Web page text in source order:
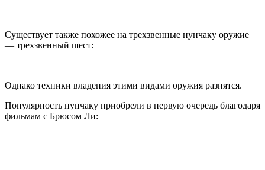
Существует также похожее на трехзвенные нунчаку оружие
— трехзвенный шест:
Однако техники владения этими видами оружия разнятся.
Популярность нунчаку приобрели в первую очередь благодаря
фильмам с Брюсом Ли: